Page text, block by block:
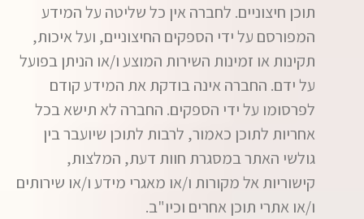
תוכן חיצוניים. לחברה אין כל שליטה על המידע
המפורסם על ידי הספקים החיצוניים, ועל איכות,
תקינות או זמינות השירות המוצע ו/או הניתן בפועל
על ידם. החברה אינה בודקת את המידע קודם
לפרסומו על ידי הספקים. החברה לא תישא בכל
אחריות לתוכן כאמור, לרבות לתוכן שיועבר בין
גולשי האתר במסגרת חוות דעת, המלצות,
קישוריות אל מקורות ו/או מאגרי מידע ו/או שירותים
ו/או אתרי תוכן אחרים וכיו"ב.